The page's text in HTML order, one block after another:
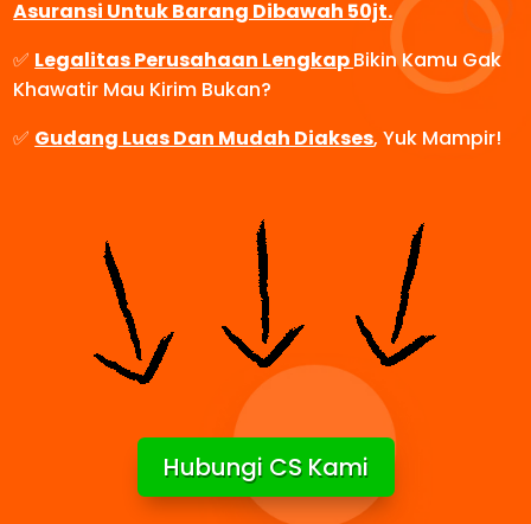
Asuransi Untuk Barang Dibawah 50jt.
✅ Legalitas Perusahaan LengkapBikin Kamu Gak
Khawatir Mau Kirim Bukan?
✅ Gudang Luas Dan Mudah Diakses, Yuk Mampir!
Hubungi CS Kami